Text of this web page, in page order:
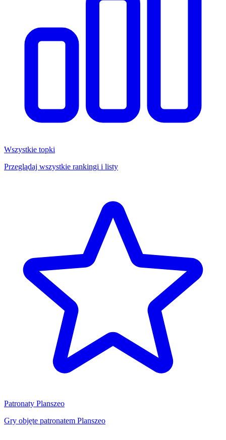
Wszystkie topki
Przeglądaj wszystkie rankingi i listy
Patronaty Planszeo
Gry objęte patronatem Planszeo